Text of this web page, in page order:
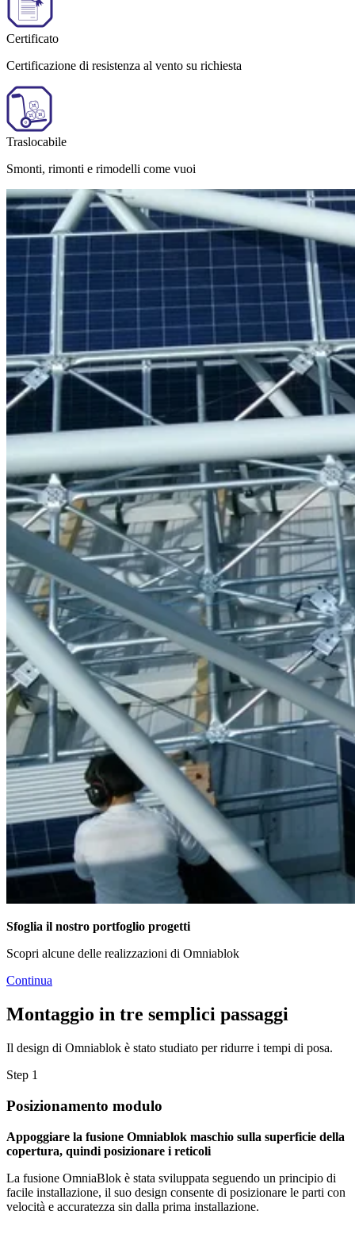
Certificato
Certificazione di resistenza al vento su richiesta
Traslocabile
Smonti, rimonti e rimodelli come vuoi
Sfoglia il nostro portfoglio progetti
Scopri alcune delle realizzazioni di Omniablok
Continua
Montaggio in tre semplici passaggi
Il design di Omniablok è stato studiato per ridurre i tempi di posa.
Step 1
Posizionamento modulo
Appoggiare la fusione Omniablok maschio sulla superficie della
copertura, quindi posizionare i reticoli
La fusione OmniaBlok è stata sviluppata seguendo un principio di
facile installazione, il suo design consente di posizionare le parti con
velocità e accuratezza sin dalla prima installazione.